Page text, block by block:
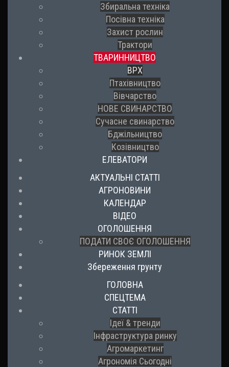
Збиральна техніка
Посівна техніка
Захист рослин
Трактори
ТВАРИННИЦТВО
ВРХ
Птахівництво
Вівчарство
НОВЕ СВИНАРСТВО
Сучасне свинарство
Бджільництво
Козівництво
ЕЛЕВАТОРИ
АКТУАЛЬНІ СТАТТІ
АГРОНОВИНИ
КАЛЕНДАР
ВІДЕО
ОГОЛОШЕННЯ
ПОДАТИ СВОЄ ОГОЛОШЕННЯ
РИНОК ЗЕМЛІ
Збереження грунту
ГОЛОВНА
СПЕЦТЕМА
СТАТТІ
Ідеї & тренди
Інфраструктура ринку
Агромаркетинг
Агрономія Сьогодні